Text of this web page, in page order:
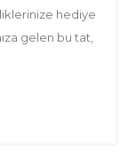
hediye
gelen bu tat,